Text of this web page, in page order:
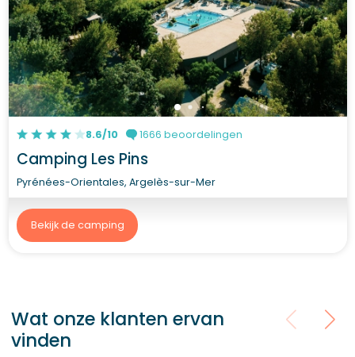
8.6/10 1666 beoordelingen
Camping Les Pins
Pyrénées-Orientales, Argelès-sur-Mer
Bekijk de camping
Wat onze klanten ervan
vinden